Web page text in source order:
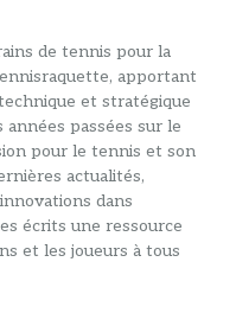
de tennis pour la
apportant
et stratégique
années passées sur le
pour le tennis et son
actualités,
dans
écrits une ressource
et les joueurs à tous